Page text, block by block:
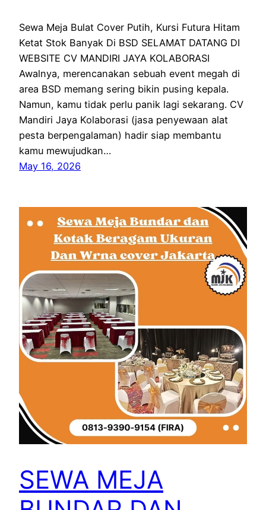
Sewa Meja Bulat Cover Putih, Kursi Futura Hitam
Ketat Stok Banyak Di BSD SELAMAT DATANG DI
WEBSITE CV MANDIRI JAYA KOLABORASI
Awalnya, merencanakan sebuah event megah di
area BSD memang sering bikin pusing kepala.
Namun, kamu tidak perlu panik lagi sekarang. CV
Mandiri Jaya Kolaborasi (jasa penyewaan alat
pesta berpengalaman) hadir siap membantu
kamu mewujudkan…
May 16, 2026
SEWA MEJA